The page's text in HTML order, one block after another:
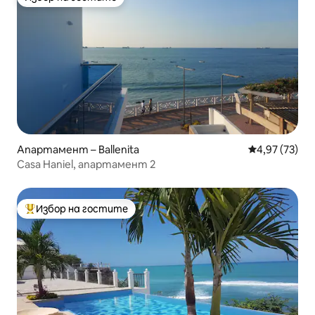
Избор на гостите
Апартамент – Ballenita Средна
4,97 (73)
Casa Haniel, апартамент 2
Най-популярен избор на гостите
Избор на гостите